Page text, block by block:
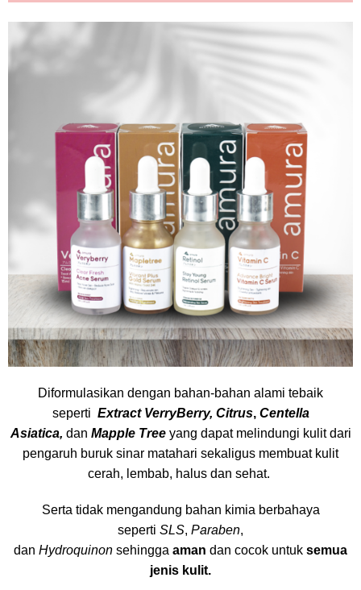
Diformulasikan dengan bahan-bahan alami tebaik
seperti Extract VerryBerry, Citrus, Centella
Asiatica, dan Mapple Tree yang dapat melindungi kulit dari
pengaruh buruk sinar matahari sekaligus membuat kulit
cerah, lembab, halus dan sehat.
Serta tidak mengandung bahan kimia berbahaya
seperti SLS, Paraben,
dan Hydroquinon sehingga aman dan cocok untuk semua
jenis kulit.